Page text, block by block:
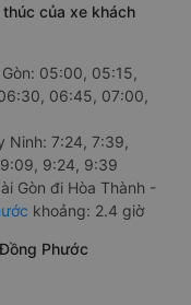
của xe khách
05:00, 05:15,
06:45, 07:00,
Ninh: 7:24, 7:39,
9:24, 9:39
Gòn đi Hòa Thành -
khoảng: 2.4 giờ
Phước